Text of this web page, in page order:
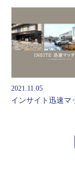
2021.11.05